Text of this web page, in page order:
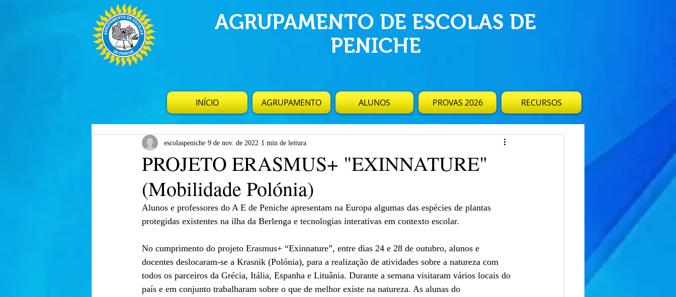
AGRUPAMENTO DE ESCOLAS DE
PENICHE
INÍCIO AGRUPAMENTO ALUNOS PROVAS 2026 RECURSOS
PROJETO ERASMUS+ "EXINNATURE"
(Mobilidade Polónia)
escolaspeniche 9 de nov. de 2022 1 min de leitura
Alunos e professores do A E de Peniche apresentam na Europa algumas das espécies de plantas
protegidas existentes na ilha da Berlenga e tecnologias interativas em contexto escolar.
No cumprimento do projeto Erasmus+ “Exinnature”, entre dias 24 e 28 de outubro, alunos e
docentes deslocaram-se a Krasnik (Polónia), para a realização de atividades sobre a natureza com
todos os parceiros da Grécia, Itália, Espanha e Lituânia. Durante a semana visitaram vários locais do
país e em conjunto trabalharam sobre o que de melhor existe na natureza. As alunas do